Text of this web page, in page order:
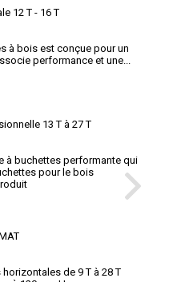
12 T - 16 T
à bois est conçue pour un
performance et une...
13 T à 27 T
à buchettes performante qui
pour le bois
de 9 T à 28 T